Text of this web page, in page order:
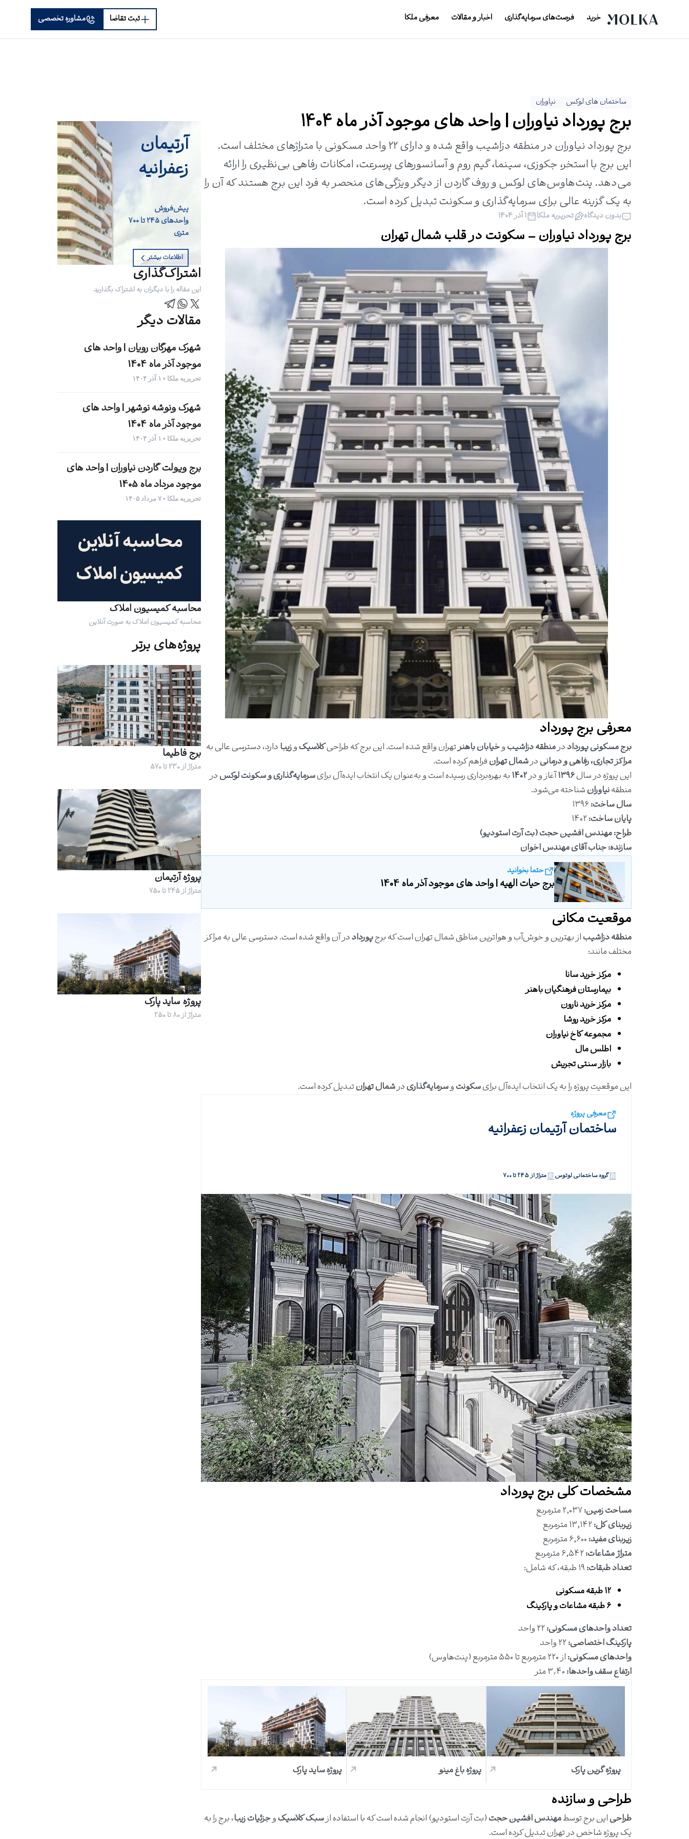
خرید فرصت‌های سرمایه‌گذاری اخبار و مقالات معرفی ملکا ثبت تقاضا مشاوره تخصصی
ساختمان های لوکس نیاوران
برج پورداد نیاوران | واحد های موجود آذر ماه 1404
برج پورداد نیاوران در منطقه دزاشیب واقع شده و دارای ۲۲ واحد مسکونی با متراژهای مختلف است.
این برج با استخر، جکوزی، سینما، گیم روم و آسانسورهای پرسرعت، امکانات رفاهی بی‌نظیری را ارائه
می‌دهد. پنت‌هاوس‌های لوکس و روف گاردن از دیگر ویژگی‌های منحصر به فرد این برج هستند که آن را
به یک گزینه عالی برای سرمایه‌گذاری و سکونت تبدیل کرده است.
بدون دیدگاه تحریریه ملکا ۱ آذر ۱۴۰۴
برج پورداد نیاوران – سکونت در قلب شمال تهران
معرفی برج پورداد
برج مسکونی پورداددرمنطقه دزاشیبوخیابان باهنرتهران واقع شده است. این برج که طراحیکلاسیکوزیبادارد، دسترسی عالی به
مراکز تجاری، رفاهی و درمانیدرشمال تهرانفراهم کرده است.
این پروژه در سال۱۳۹۶آغاز و در۱۴۰۲به بهره‌برداری رسیده است و به‌عنوان یک انتخاب ایده‌آل برایسرمایه‌گذاری و سکونت لوکسدر
منطقهنیاورانشناخته می‌شود.
سال ساخت:
پایان ساخت:
طراح:مهندس افشین حجت (بت آرت استودیو)
سازنده:جناب آقای مهندس اخوان
حتما بخوانید
برج حیات الهیه | واحد های موجود آذر ماه 1404
موقعیت مکانی
منطقه دزاشیباز بهترین و خوش‌آب و هواترین مناطق شمال تهران است که برجپورداددر آن واقع شده است. دسترسی عالی به مراکز
مختلف مانند:
مرکز خرید سانا
بیمارستان فرهنگیان باهنر
مرکز خرید نارون
مرکز خرید روشا
مجموعه کاخ نیاوران
اطلس مال
بازار سنتی تجریش
این موقعیت پروژه را به یک انتخاب ایده‌آل برایسکونتوسرمایه‌گذاریدرشمال تهرانتبدیل کرده است.
معرفی پروژه
ساختمان آرتیمان زعفرانیه
گروه ساختمانی لوتوس متراژ از ۲۴۵ تا ۷۰۰
مشخصات کلی برج پورداد
مساحت زمین:
زیربنای کل:
زیربنای مفید:
متراژ مشاعات:
تعداد طبقات:
۱۲ طبقه مسکونی
۶ طبقه مشاعات و پارکینگ
تعداد واحدهای مسکونی:
پارکینگ اختصاصی:
واحدهای مسکونی:از ۲۲۰ مترمربع تا ۵۵۰ مترمربع (پنت‌هاوس)
ارتفاع سقف واحدها:
پروژه گرین پارک پروژه باغ مینو پروژه ساید پارک
طراحی و سازنده
طراحیاین برج توسطمهندس افشین حجت(بت آرت استودیو) انجام شده است که با استفاده ازسبک کلاسیکوجزئیات زیبا، برج را به
یک پروژه شاخص در تهران تبدیل کرده است.
آرتیمان
زعفرانیه
پیش‌فروش
واحد‌های ۲۴۵ تا ۷۰۰
متری
اطلاعات بیشتر
اشتراک‌گذاری
این مقاله را با دیگران به اشتراک بگذارید
مقالات دیگر
شهرک مهرگان رویان | واحد های
موجود آذر ماه 1404
تحریریه ملکا • ۱ آذر ۱۴۰۴
شهرک ونوشه نوشهر | واحد های
موجود آذر ماه 1404
تحریریه ملکا • ۱ آذر ۱۴۰۴
برج ویولت گاردن نیاوران | واحد های
موجود مرداد ماه 1405
تحریریه ملکا • ۷ مرداد ۱۴۰۵
محاسبه کمیسیون املاک
محاسبه کمیسیون املاک به صورت آنلاین
پروژه‌های برتر
برج فاطیما
متراژ از 230 تا 570
پروژه آرتیمان
متراژ از 245 تا 750
پروژه ساید پارک
متراژ از 80 تا 250